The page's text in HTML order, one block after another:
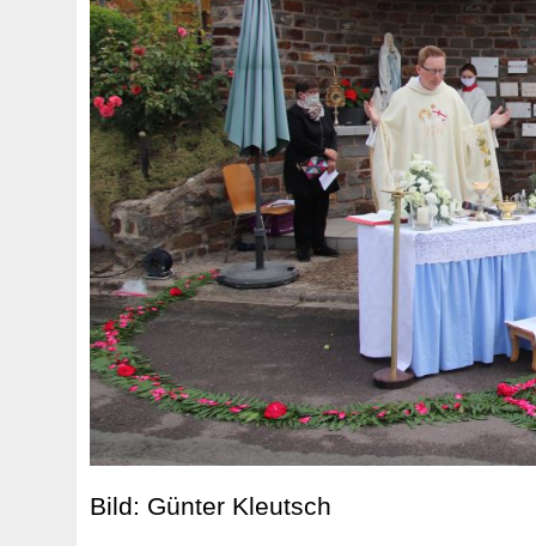
Bild: Günter Kleutsch